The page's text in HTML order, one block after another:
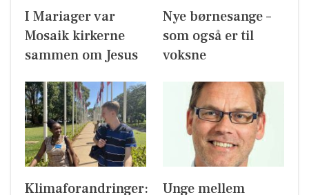
I Mariager var
Mosaik kirkerne
sammen om Jesus
Nye børnesange –
som også er til
voksne
Klimaforandringer:
Unge mellem